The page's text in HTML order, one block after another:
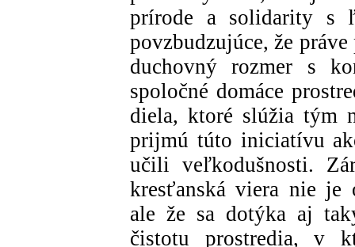
prírode a solidarity s
povzbudzujúce, že
duchovný rozmer s
spoločné domáce
diela, ktoré slúžia tým
prijmú túto iniciatívu
učili veľkodušnosti.
kresťanská viera nie je
ale že sa dotýka aj
čistotu prostredia, v